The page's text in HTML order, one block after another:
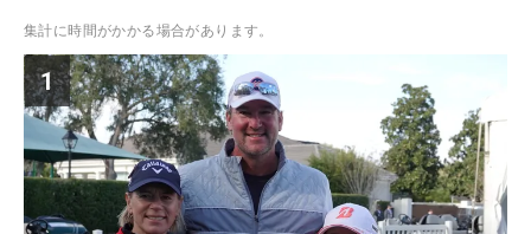
集計に時間がかかる場合があります。
1